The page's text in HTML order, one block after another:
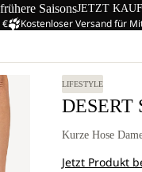
SaisonsJETZT
€ Kostenloser Versand für
LIFESTYLE
DESERT
Kurze Hose
Jetzt Produkt